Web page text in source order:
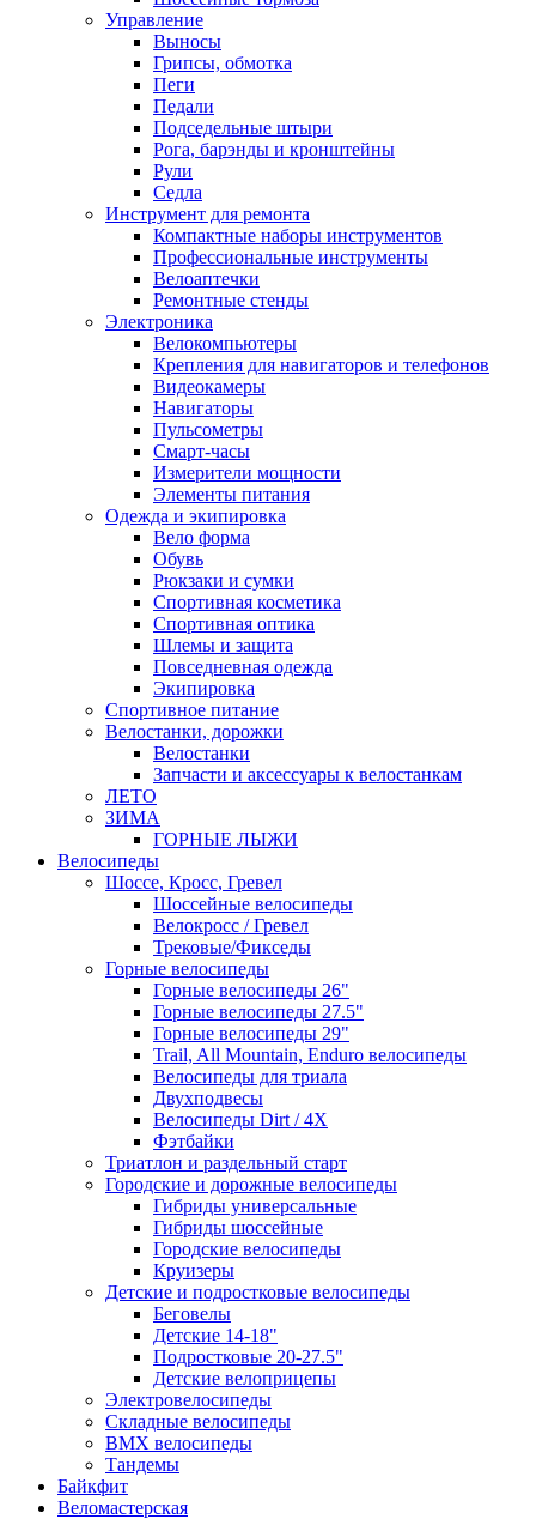
Управление
Выносы
Грипсы, обмотка
Пеги
Педали
Подседельные штыри
Рога, барэнды и кронштейны
Рули
Седла
Инструмент для ремонта
Компактные наборы инструментов
Профессиональные инструменты
Велоаптечки
Ремонтные стенды
Электроника
Велокомпьютеры
Крепления для навигаторов и телефонов
Видеокамеры
Навигаторы
Пульсометры
Смарт-часы
Измерители мощности
Элементы питания
Одежда и экипировка
Вело форма
Обувь
Рюкзаки и сумки
Спортивная косметика
Спортивная оптика
Шлемы и защита
Повседневная одежда
Экипировка
Спортивное питание
Велостанки, дорожки
Велостанки
Запчасти и аксессуары к велостанкам
ЛЕТО
ЗИМА
ГОРНЫЕ ЛЫЖИ
Велосипеды
Шоссе, Кросс, Гревел
Шоссейные велосипеды
Велокросс / Гревел
Трековые/Фикседы
Горные велосипеды
Горные велосипеды 26"
Горные велосипеды 27.5"
Горные велосипеды 29"
Trail, All Mountain, Enduro велосипеды
Велосипеды для триала
Двухподвесы
Велосипеды Dirt / 4X
Фэтбайки
Триатлон и раздельный старт
Городские и дорожные велосипеды
Гибриды универсальные
Гибриды шоссейные
Городские велосипеды
Круизеры
Детские и подростковые велосипеды
Беговелы
Детские 14-18"
Подростковые 20-27.5"
Детские велоприцепы
Электровелосипеды
Складные велосипеды
BMX велосипеды
Тандемы
Байкфит
Веломастерская